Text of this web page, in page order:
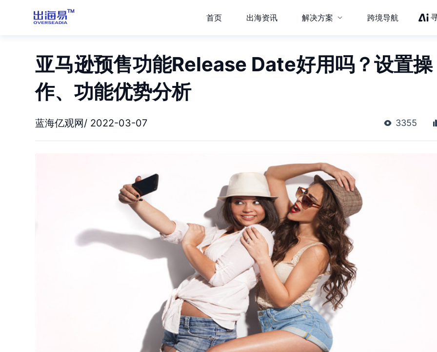
首页 出海资讯 解决方案 跨境导航
亚马逊预售功能Release Date好用吗？设置操
作、功能优势分析
蓝海亿观网/ 2022-03-07 3355